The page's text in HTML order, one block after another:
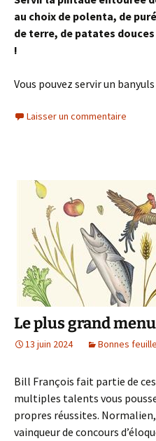
au choix de polenta, de
de terre, de patates
!
Vous pouvez servir un
Laisser un commentaire
Le plus grand
13 juin 2024 Bonnes
Bill François fait partie de
multiples talents vous
propres réussites.
vainqueur de concours